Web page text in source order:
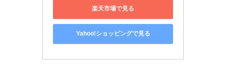
楽天市場で見る
Yahoo!ショッピングで見る